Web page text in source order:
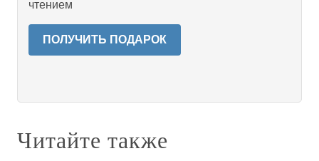
чтением
ПОЛУЧИТЬ ПОДАРОК
Читайте также